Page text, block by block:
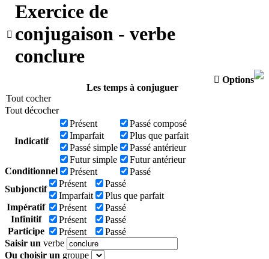

Exercice de
conjugaison - verbe
conclure
 Options
Les temps à conjuguer
Tout cocher
Tout décocher
Indicatif
Présent
Passé composé
Imparfait
Plus que parfait
Passé simple
Passé antérieur
Futur simple
Futur antérieur
Conditionnel
Présent
Passé
Subjonctif
Présent
Passé
Imparfait
Plus que parfait
Impératif
Présent
Passé
Infinitif
Présent
Passé
Participe
Présent
Passé
Saisir un verbe
Ou choisir un groupe